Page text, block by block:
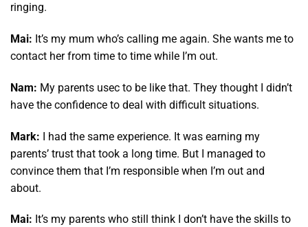
ringing.
Mai: It’s my mum who’s calling me again. She wants me to
contact her from time to time while I’m out.
Nam: My parents usec to be like that. They thought I didn’t
have the confidence to deal with difficult situations.
Mark: I had the same experience. It was earning my
parents’ trust that took a long time. But I managed to
convince them that I’m responsible when I’m out and
about.
Mai: It’s my parents who still think I don’t have the skills to